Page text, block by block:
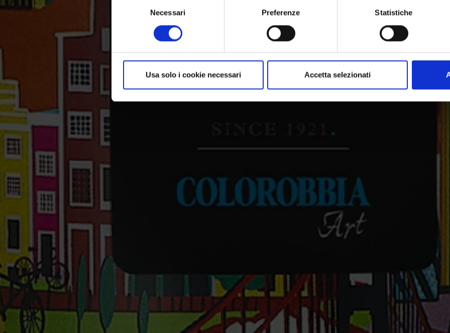
Necessari Preferenze Statistiche
Usa solo i cookie necessari Accetta selezionati